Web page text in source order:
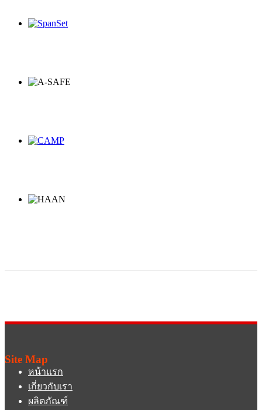
Site Map
หน้าแรก
เกี่ยวกับเรา
ผลิตภัณฑ์